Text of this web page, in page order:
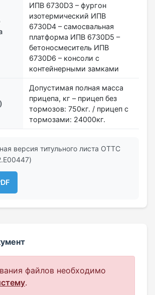
ИПВ 6730D3 – фургон
изотермический ИПВ
6730D4 – самосвальная
платформа ИПВ 6730D5 –
бетоносмеситель ИПВ
6730D6 – консоли с
контейнерными замками
Допустимая полная масса
прицепа, кг – прицеп без
тормозов: 750кг. / прицеп с
тормозами: 24000кг.
версия титульного листа ОТТС
файлов необходимо
.